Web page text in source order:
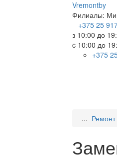
Vremontby
Филиалы:
+375 25
з 10:00 до
c 10:00 до
+375
...